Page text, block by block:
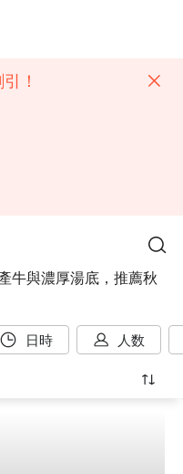
！
牛與濃厚湯底，推薦秋
日時 人数